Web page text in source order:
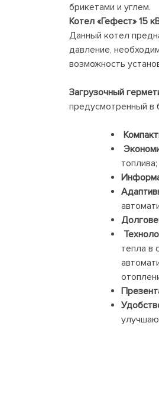
брикетами и углем.
Котел «Гефест» 15
Данный котел
давление,
возможность
Загрузочный
предусмотренный в
топлива;
тепла в